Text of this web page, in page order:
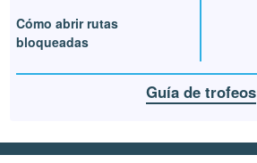
Cómo abrir rutas
bloqueadas
Guía de trofeos